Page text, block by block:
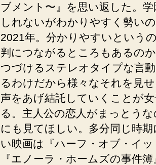
ブメント〜』を思い返した。
しれないがわかりやすく勢い
2021年。分かりやすいという
判につながるところもあるの
つづけるステレオタイプな言
るわけだから様々なそれを見
声をあげ結託していくことが
る。主人公の恋人がまっとう
にも見てほしい。多分同じ時
い映画は『ハーフ・オブ・イ
『エノーラ・ホームズの事件